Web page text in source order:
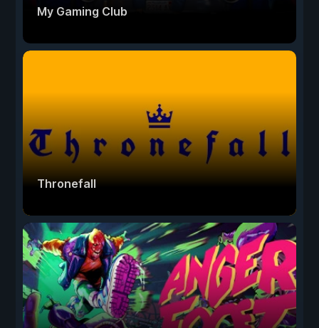
My Gaming Club
Thronefall